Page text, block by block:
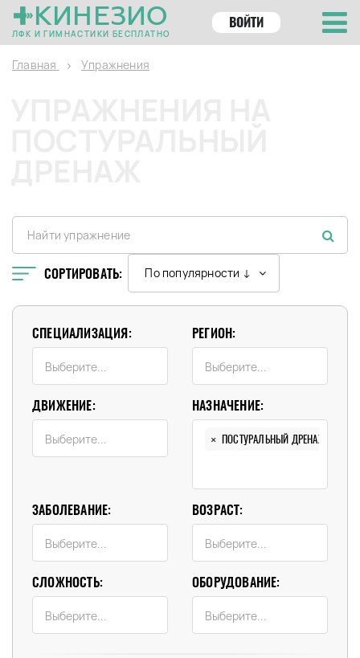
КИНЕЗИО
ЛФК И ГИМНАСТИКИ БЕСПЛАТНО
ВОЙТИ
Главная Упражнения
СОРТИРОВАТЬ: По популярности ↓
СПЕЦИАЛИЗАЦИЯ: РЕГИОН:
ДВИЖЕНИЕ: НАЗНАЧЕНИЕ:
× ПОСТУРАЛЬНЫЙ ДРЕНАЖ (29)
ЗАБОЛЕВАНИЕ: ВОЗРАСТ:
СЛОЖНОСТЬ: ОБОРУДОВАНИЕ: